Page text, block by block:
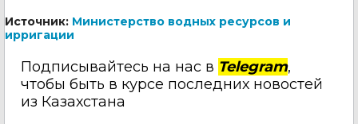
Источник: Министерство водных ресурсов и
ирригации
Подписывайтесь на нас в Telegram,
чтобы быть в курсе последних новостей
из Казахстана